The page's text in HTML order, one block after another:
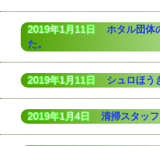
2019年1月11日 ホタル団体
た。
2019年1月11日 シュロほう
2019年1月4日 清掃スタッ